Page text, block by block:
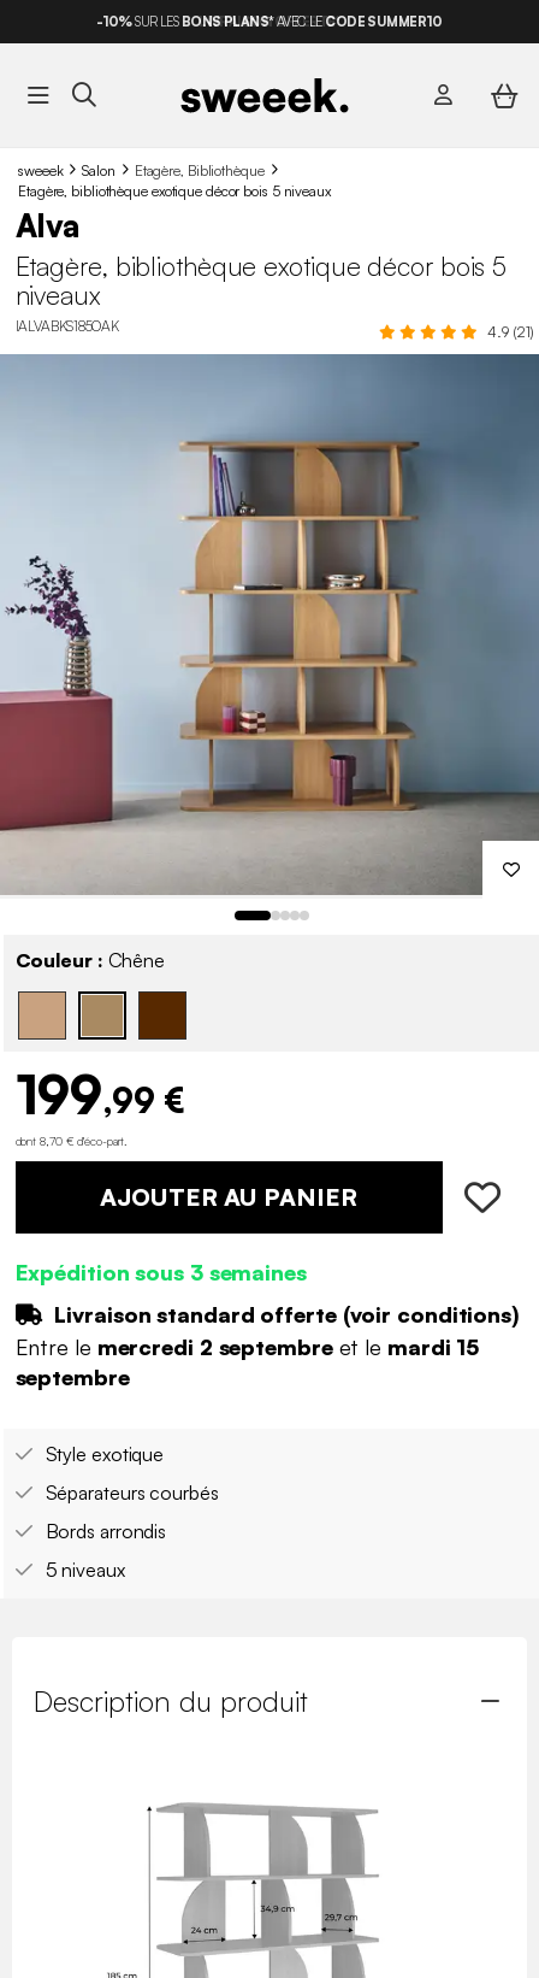
-10%SUR LES BONS PLANS*AVEC LECODE SUMMER10
sweeek Salon
Etagère, Bibliothèque
Etagère, bibliothèque exotique décor bois 5 niveaux
Alva
Etagère, bibliothèque exotique décor bois 5
niveaux
IALVABKS185OAK 4.9 (21)
Couleur : Chêne
199,99 €
dont 8,70 € d'éco-part
AJOUTER AU PANIER
Expédition sous 3 semaines
Livraison standard offerte (voir conditions)
Entre le mercredi 2 septembreet le mardi 15
septembre
Style exotique
Séparateurs courbés
Bords arrondis
5 niveaux
Description du produit